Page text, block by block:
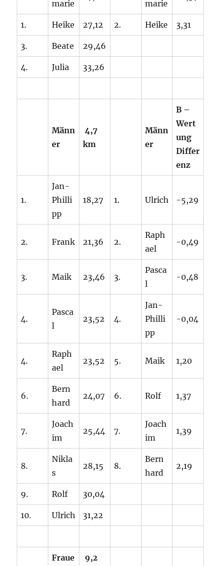
marie
marie
1. Heike 27,12 2. Heike 3,31
3. Beate 29,46
4. Julia 33,26
Männ
er
4,7
km
Männ
er
B –
Wert
ung
Differ
enz
1.
Jan-
Philli
pp
18,27 1. Ulrich -5,29
2. Frank 21,36 2.
Raph
ael
-0,49
3. Maik 23,46 3.
Pasca
l
-0,48
4.
Pasca
l
23,52 4.
Jan-
Philli
pp
-0,04
4.
Raph
ael
23,52 5. Maik 1,20
6.
Bern
hard
24,07 6. Rolf 1,37
7.
Joach
im
25,44 7.
Joach
im
1,39
8.
Nikla
s
28,15 8.
Bern
hard
2,19
9. Rolf 30,04
10. Ulrich 31,22
Fraue 9,2